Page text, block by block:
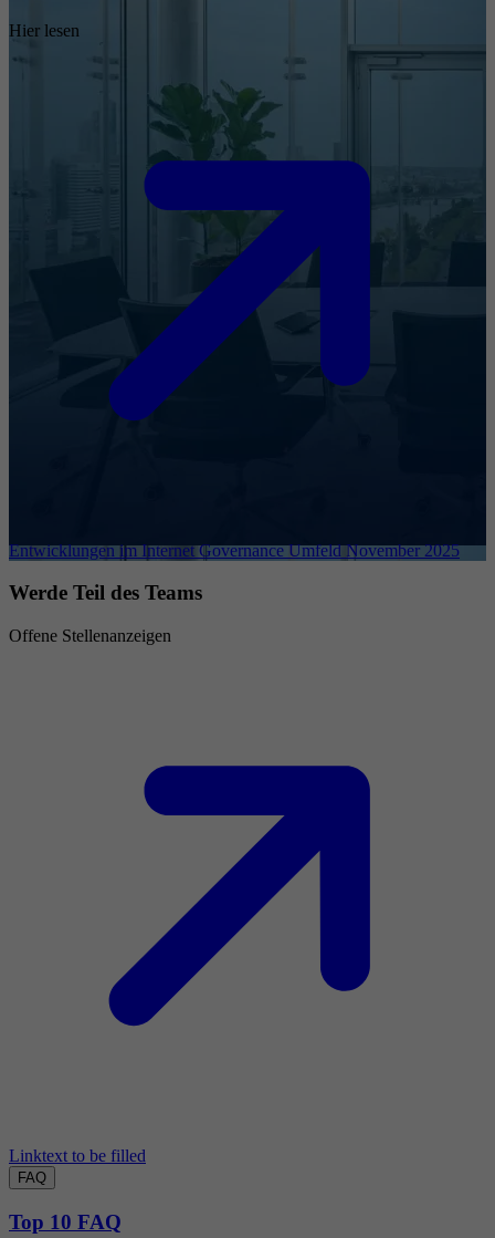
Hier lesen
Entwicklungen im Internet Governance Umfeld November 2025
Werde Teil des Teams
Offene Stellenanzeigen
Linktext to be filled
FAQ
Top 10 FAQ